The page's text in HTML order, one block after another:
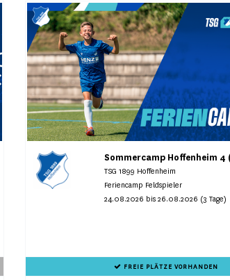
Sommercamp Hoffenheim 4
TSG 1899 Hoffenheim
Feriencamp Feldspieler
24.08.2026 bis 26.08.2026 (3 Tage)
FREIE PLÄTZE VORHANDEN